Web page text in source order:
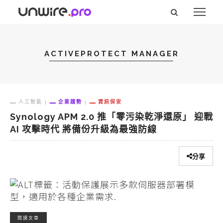
ACTIVEPROTECT MANAGER
人工智能 企業趨勢 資訊保安
Synology APM 2.0 推「零污染乾淨還原」 迎戰
AI 攻擊時代 將備份升級為最強防線
分享
閱讀文章